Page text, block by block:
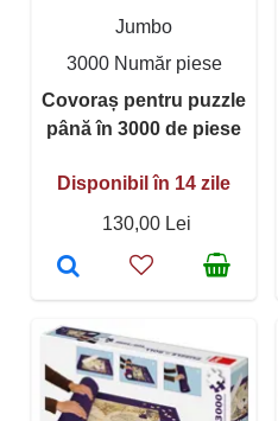
Jumbo
3000 Număr piese
Covoraș pentru puzzle
până în 3000 de piese
Disponibil în 14 zile
130,00 Lei